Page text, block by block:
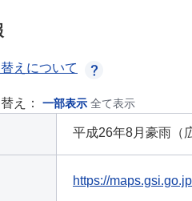
えについて
え： 一部表示 全て表示
平成26年8月豪雨（
https://